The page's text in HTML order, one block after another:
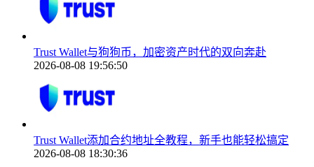
Trust Wallet与狗狗币，加密资产时代的双向奔赴
2026-08-08 19:56:50
Trust Wallet添加合约地址全教程，新手也能轻松搞定
2026-08-08 18:30:36